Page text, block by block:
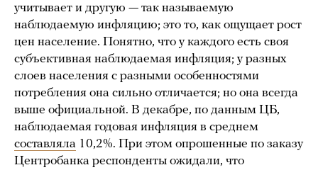
учитывает и другую — так называемую
наблюдаемую инфляцию; это то, как ощущает рост
цен население. Понятно, что у каждого есть своя
субъективная наблюдаемая инфляция; у разных
слоев населения с разными особенностями
потребления она сильно отличается; но она всегда
выше официальной. В декабре, по данным ЦБ,
наблюдаемая годовая инфляция в среднем
составляла 10,2%. При этом опрошенные по заказу
Центробанка респонденты ожидали, что